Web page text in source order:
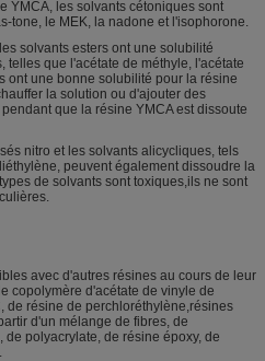
YMCA, les solvants cétoniques sont
tone, le MEK, la nadone et l'isophorone.
solvants esters ont une solubilité
que l'acétate de méthyle, l'acétate
ont une bonne solubilité pour la résine
la solution ou d'ajouter des
que la résine YMCA est dissoute
nitro et les solvants alicycliques, tels
peuvent également dissoudre la
de solvants sont toxiques,ils ne sont
avec d'autres résines au cours de leur
copolymère d'acétate de vinyle de
de résine de perchloréthylène,résines
d'un mélange de fibres, de
polyacrylate, de résine époxy, de